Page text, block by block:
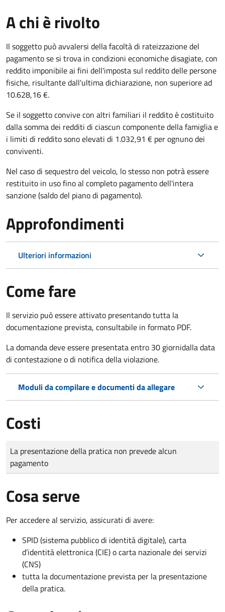
A chi è rivolto
Il soggetto può avvalersi della facoltà di rateizzazione del
pagamento se si trova in condizioni economiche disagiate, con
reddito imponibile ai fini dell'imposta sul reddito delle persone
fisiche, risultante dall'ultima dichiarazione, non superiore ad
10.628,16 €.
Se il soggetto convive con altri familiari il reddito è costituito
dalla somma dei redditi di ciascun componente della famiglia e
i limiti di reddito sono elevati di 1.032,91 € per ognuno dei
conviventi.
Nel caso di sequestro del veicolo, lo stesso non potrà essere
restituito in uso fino al completo pagamento dell'intera
sanzione (saldo del piano di pagamento).
Approfondimenti
Ulteriori informazioni
Come fare
Il servizio può essere attivato presentando tutta la
documentazione prevista, consultabile in formato PDF.
La domanda deve essere presentata entro 30 giornidalla data
di contestazione o di notifica della violazione.
Moduli da compilare e documenti da allegare
Costi
Tipo di pagamento
Importo
La presentazione della pratica non prevede alcun
pagamento
Cosa serve
Per accedere al servizio, assicurati di avere:
SPID (sistema pubblico di identità digitale), carta
d’identità elettronica (CIE) o carta nazionale dei servizi
(CNS)
tutta la documentazione prevista per la presentazione
della pratica.